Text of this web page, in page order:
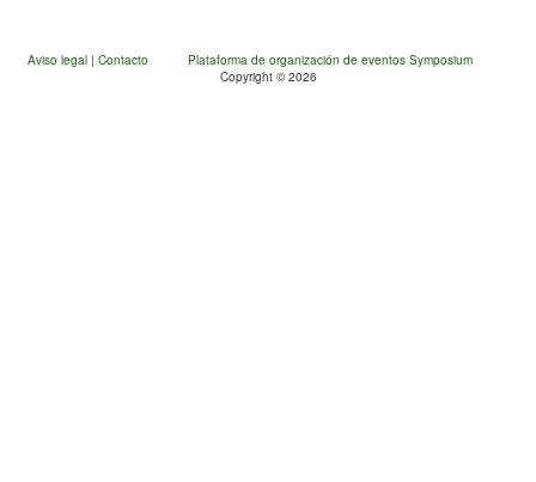
Aviso legal | Contacto
Plataforma de organización de eventos Symposium
Copyright © 2026